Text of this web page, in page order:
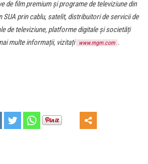
de film premium și programe de televiziune din
prin cablu, satelit, distribuitori de servicii de
de televiziune, platforme digitale și societăți
multe informații, vizitați www.mgm.com .